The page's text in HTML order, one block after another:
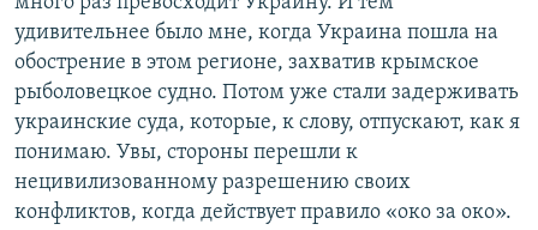
удивительнее было мне, когда Украина пошла на
обострение в этом регионе, захватив крымское
рыболовецкое судно. Потом уже стали задерживать
украинские суда, которые, к слову, отпускают, как я
понимаю. Увы, стороны перешли к
нецивилизованному разрешению своих
конфликтов, когда действует правило «око за око».